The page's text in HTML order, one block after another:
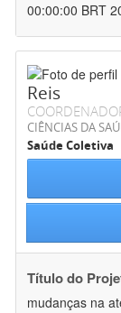
00:00:00 BRT
Reis
CIÊNCIAS DA
Saúde Coletiva
Título do
mudanças na